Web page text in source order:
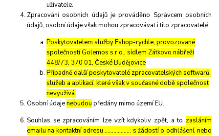
uživatele.
Zpracování osobních údajů je prováděno Správcem osobních
údajů, osobní údaje však mohou zpracovávat i tito zpracovatelé:
Poskytovatelem služby Eshop-rychle, provozované
společností Golemos s.r.o., sídlem Zátkovo nábřeží
448/73, 370 01, České Budějovice
Případně další poskytovatelé zpracovatelských softwarů,
služeb a aplikací, které však v současné době společnost
nevyužívá.
Osobní údajenebudou předány mimo území EU.
Souhlas se zpracováním lze vzít kdykoliv zpět, a to zasláním
emailu na kontaktní adresu ..……………. s žádostí o odhlášení, nebo